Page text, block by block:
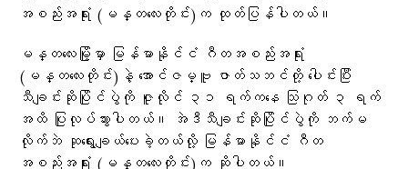
အစည်းအရုံး (မန္တလေးတိုင်း)က ထုတ်ပြန်ပါတယ်။
မန္တလေးမြို့မှာ မြန်မာနိုင်ငံ ဂီတအစည်းအရုံး
(မန္တလေးတိုင်း)နဲ့ အောင်ဇမ္ဗူ ဇာတ်သဘင်တို့ ပေါင်းပြီး
သီချင်းဆိုပြိုင်ပွဲကို ဇူလိုင် ၃၁ ရက်ကနေ သြဂုတ် ၃ ရက်
အထိ ပြုလုပ်သွားပါတယ်။ အဲဒီသီချင်းဆိုပြိုင်ပွဲကို ဘက်မ
လိုက်ဘဲ ဆုရွေးချယ်ပေးခဲ့တယ်လို့ မြန်မာနိုင်ငံ ဂီတ